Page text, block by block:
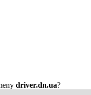
driver.dn.ua?